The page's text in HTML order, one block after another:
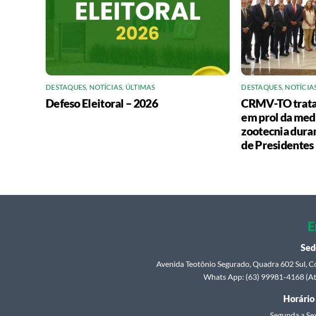
DESTAQUES, NOTÍCIAS, ÚLTIMAS
Defeso Eleitoral – 2026
DESTAQUES,
CRMV-TO
em prol da
zootecnia
de Presidentes
Avenida Teotônio Segurado, Quadra 602 Sul,
Whats App: (63) 99981-4168